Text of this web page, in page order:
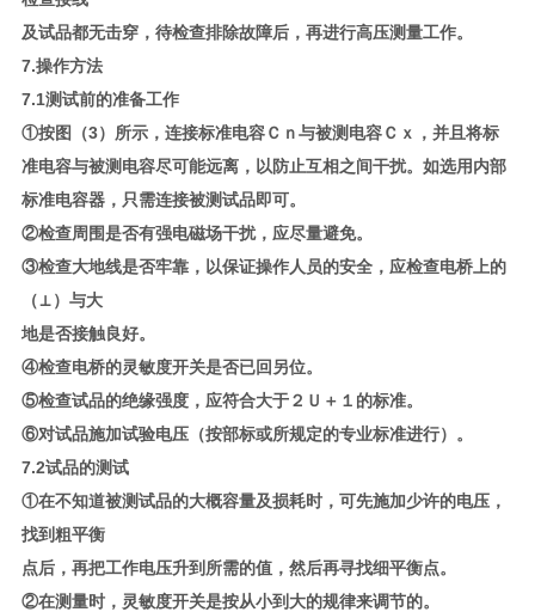
及试品都无击穿，待检查排除故障后，再进行高压测量工作。
7.操作方法
7.1测试前的准备工作
①按图（3）所示，连接标准电容Ｃｎ与被测电容Ｃｘ，并且将标
准电容与被测电容尽可能远离，以防止互相之间干扰。如选用内部
标准电容器，只需连接被测试品即可。
②检查周围是否有强电磁场干扰，应尽量避免。
③检查大地线是否牢靠，以保证操作人员的安全，应检查电桥上的
（⊥）与大
地是否接触良好。
④检查电桥的灵敏度开关是否已回另位。
⑤检查试品的绝缘强度，应符合大于２Ｕ＋１的标准。
⑥对试品施加试验电压（按部标或所规定的专业标准进行）。
7.2试品的测试
①在不知道被测试品的大概容量及损耗时，可先施加少许的电压，
找到粗平衡
点后，再把工作电压升到所需的值，然后再寻找细平衡点。
②在测量时，灵敏度开关是按从小到大的规律来调节的。